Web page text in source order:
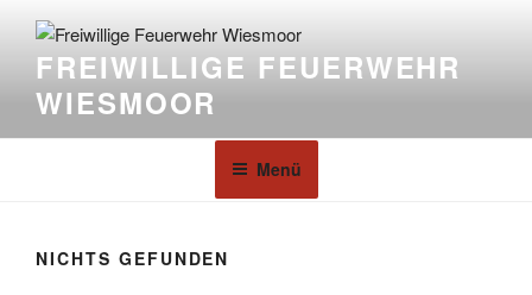
FREIWILLIGE FEUERWEHR
WIESMOOR
Menü
NICHTS GEFUNDEN